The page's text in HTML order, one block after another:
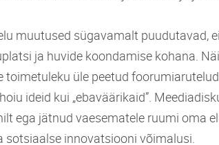
muutused sügavamalt puudutavad,
ja huvide koondamise kohana.
toimetuleku üle peetud
ideid kui „ebaväärikaid”.
ega jätnud vaesematele ruumi oma
sotsiaalse innovatsiooni võimalusi.